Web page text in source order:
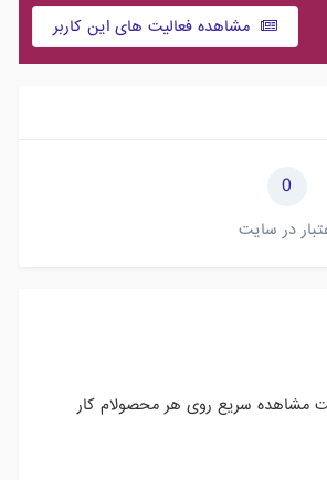
مشاهده فعالیت های این کاربر
0
در سایت
سریع روی هر محصولام کار